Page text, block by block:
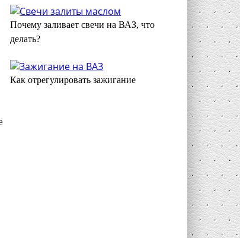
Почему заливает свечи на ВАЗ, что
делать?
Как отрегулировать зажигание